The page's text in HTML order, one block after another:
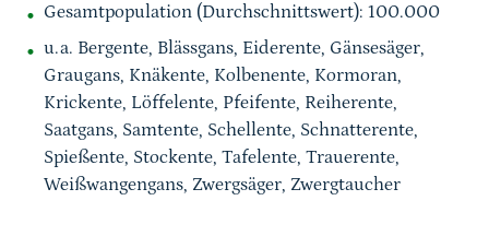
Gesamtpopulation (Durchschnittswert): 100.000
u.a. Bergente, Blässgans, Eiderente, Gänsesäger,
Graugans, Knäkente, Kolbenente, Kormoran,
Krickente, Löffelente, Pfeifente, Reiherente,
Saatgans, Samtente, Schellente, Schnatterente,
Spießente, Stockente, Tafelente, Trauerente,
Weißwangengans, Zwergsäger, Zwergtaucher